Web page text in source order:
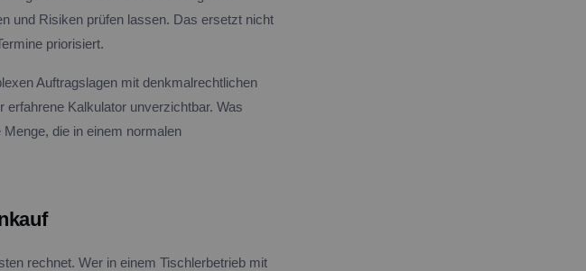
und Risiken prüfen lassen. Das ersetzt nicht
priorisiert.
Auftragslagen mit denkmalrechtlichen
erfahrene Kalkulator unverzichtbar. Was
die in einem normalen
rechnet. Wer in einem Tischlerbetrieb mit